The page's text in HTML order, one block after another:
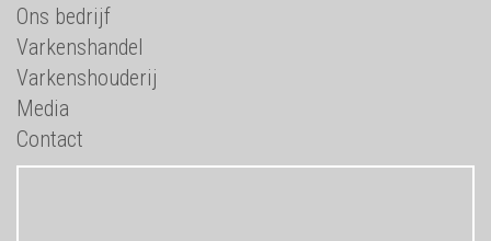
Ons bedrijf
Varkenshandel
Varkenshouderij
Media
Contact